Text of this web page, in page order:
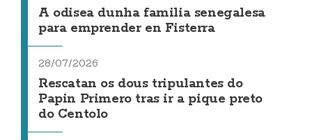
A odisea dunha familia senegalesa
para emprender en Fisterra
28/07/2026
Rescatan os dous tripulantes do
Papin Primero tras ir a pique preto
do Centolo